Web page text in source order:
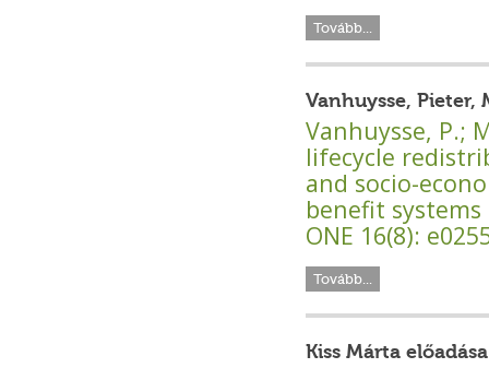
Tovább...
Vanhuysse, Pieter,
Vanhuysse, P.;
lifecycle
and socio-
benefit
ONE 16(8):
Tovább...
Kiss Márta előadása